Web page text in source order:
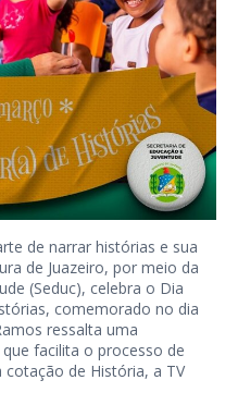
de narrar histórias e sua
de Juazeiro, por meio da
(Seduc), celebra o Dia
comemorado no dia
ressalta uma
facilita o processo de
de História, a TV